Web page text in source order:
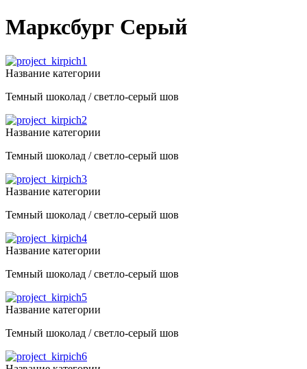
Марксбург Серый
Название категории
Темный шоколад / светло-серый шов
Название категории
Темный шоколад / светло-серый шов
Название категории
Темный шоколад / светло-серый шов
Название категории
Темный шоколад / светло-серый шов
Название категории
Темный шоколад / светло-серый шов